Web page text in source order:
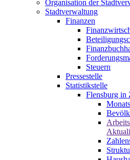
Organisation der
Stadtverwaltung
Finanzen
Steuern
Pressestelle
Statistikstelle
Flensburg in